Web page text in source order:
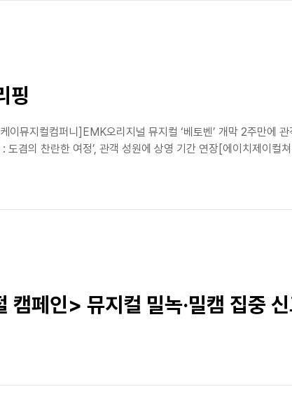
핑
뮤지컬컴퍼니]EMK오리지널 뮤지컬 ‘베토벤’ 개막 2주만에
도겸의 찬란한 여정’, 관객 성원에 상영 기간 연장[에이치제이컬
캠페인> 뮤지컬 밀녹·밀캠 집중